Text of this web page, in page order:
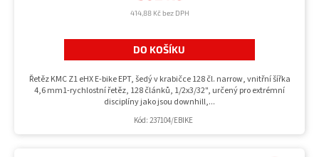
414,88 Kč bez DPH
DO KOŠÍKU
Řetěz KMC Z1 eHX E-bike EPT, šedý v krabičce 128 čl. narrow, vnitřní šířka
4,6 mm1-rychlostní řetěz, 128 článků, 1/2x3/32", určený pro extrémní
disciplíny jako jsou downhill,...
Kód: 237104/EBIKE